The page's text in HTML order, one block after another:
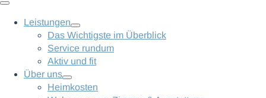
Leistungen
Das Wichtigste im Überblick
Service rundum
Aktiv und fit
Über uns
Heimkosten